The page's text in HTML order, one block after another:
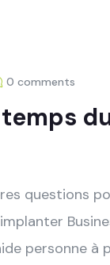
0 comments
questions
personne